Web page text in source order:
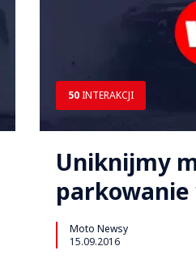
50 INTERAKCJI
Uniknijmy
Moto Newsy
15.09.2016